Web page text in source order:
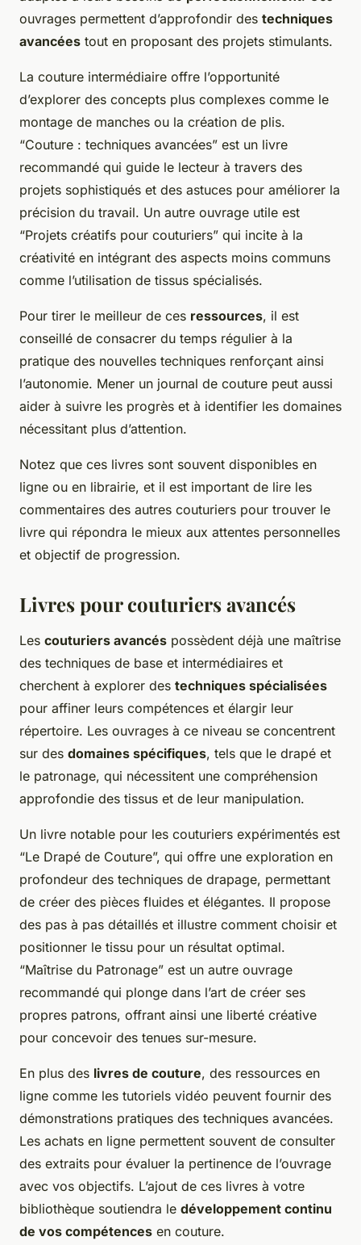
ouvrages permettent d’approfondir des techniques
avancées tout en proposant des projets stimulants.
La couture intermédiaire offre l’opportunité
d’explorer des concepts plus complexes comme le
montage de manches ou la création de plis.
“Couture : techniques avancées” est un livre
recommandé qui guide le lecteur à travers des
projets sophistiqués et des astuces pour améliorer la
précision du travail. Un autre ouvrage utile est
“Projets créatifs pour couturiers” qui incite à la
créativité en intégrant des aspects moins communs
comme l’utilisation de tissus spécialisés.
Pour tirer le meilleur de ces ressources, il est
conseillé de consacrer du temps régulier à la
pratique des nouvelles techniques renforçant ainsi
l’autonomie. Mener un journal de couture peut aussi
aider à suivre les progrès et à identifier les domaines
nécessitant plus d’attention.
Notez que ces livres sont souvent disponibles en
ligne ou en librairie, et il est important de lire les
commentaires des autres couturiers pour trouver le
livre qui répondra le mieux aux attentes personnelles
et objectif de progression.
Livres pour couturiers avancés
Les couturiers avancés possèdent déjà une maîtrise
des techniques de base et intermédiaires et
cherchent à explorer des techniques spécialisées
pour affiner leurs compétences et élargir leur
répertoire. Les ouvrages à ce niveau se concentrent
sur des domaines spécifiques, tels que le drapé et
le patronage, qui nécessitent une compréhension
approfondie des tissus et de leur manipulation.
Un livre notable pour les couturiers expérimentés est
“Le Drapé de Couture”, qui offre une exploration en
profondeur des techniques de drapage, permettant
de créer des pièces fluides et élégantes. Il propose
des pas à pas détaillés et illustre comment choisir et
positionner le tissu pour un résultat optimal.
“Maîtrise du Patronage” est un autre ouvrage
recommandé qui plonge dans l’art de créer ses
propres patrons, offrant ainsi une liberté créative
pour concevoir des tenues sur-mesure.
En plus des livres de couture, des ressources en
ligne comme les tutoriels vidéo peuvent fournir des
démonstrations pratiques des techniques avancées.
Les achats en ligne permettent souvent de consulter
des extraits pour évaluer la pertinence de l’ouvrage
avec vos objectifs. L’ajout de ces livres à votre
bibliothèque soutiendra le développement continu
de vos compétences en couture.